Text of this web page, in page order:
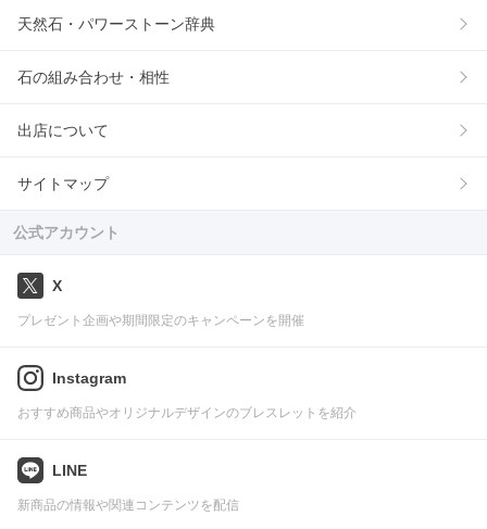
天然石・パワーストーン辞典
石の組み合わせ・相性
出店について
サイトマップ
公式アカウント
X
プレゼント企画や期間限定のキャンペーンを開催
Instagram
おすすめ商品やオリジナルデザインのブレスレットを紹介
LINE
新商品の情報や関連コンテンツを配信